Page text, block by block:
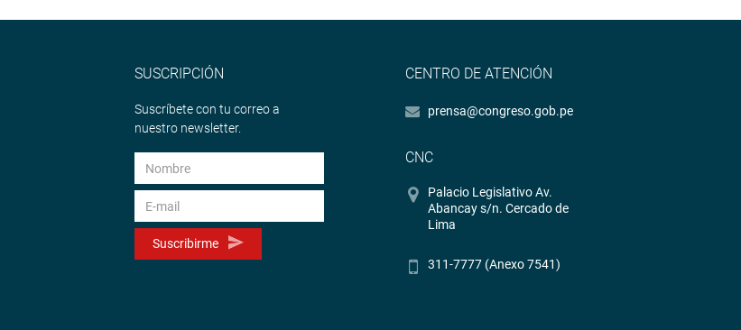
SUSCRIPCIÓN
Suscríbete con tu correo a
nuestro newsletter.
Suscribirme
CENTRO DE ATENCIÓN
prensa@congreso.gob.pe
CNC
Palacio Legislativo Av.
Abancay s/n. Cercado de
Lima
311-7777 (Anexo 7541)